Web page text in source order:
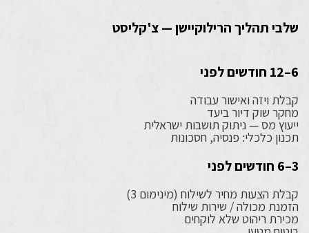
שלבי תהליך הרילוקיישן — צ'קליסט
6–12 חודשים לפני
קבלת ויזה ואישור עבודה
מחקר שוק דיור ביעד
ייעוץ מס — ניתוק תושבות ישראלית
תכנון כלכלי: פנסיה, חסכונות
3–6 חודשים לפני
קבלת הצעות מחיר לשילוח (מינימום 3)
הזמנת מכולה / שירות שילוח
מכירת ריהוט שלא לוקחים